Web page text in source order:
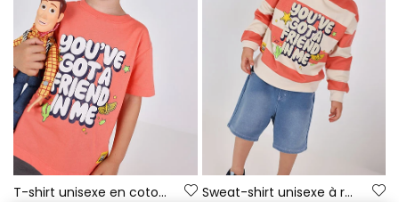
T-shirt unisexe en coton rouge
Sweat-shirt unisexe à rayures